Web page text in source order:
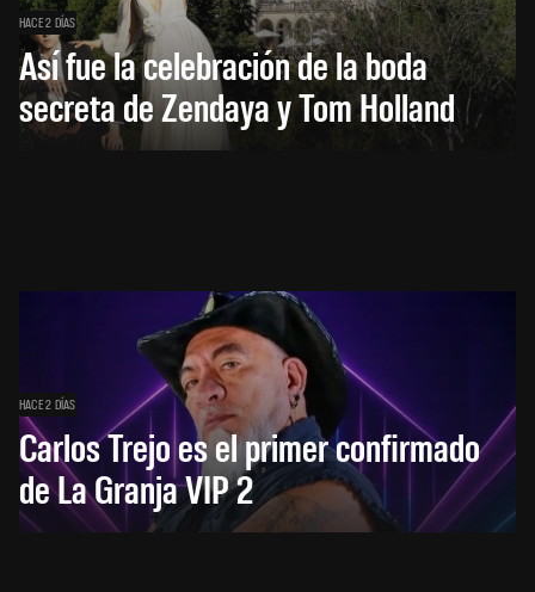
HACE 2 DÍAS
Así fue la celebración de la boda
secreta de Zendaya y Tom Holland
HACE 2 DÍAS
Carlos Trejo es el primer confirmado
de La Granja VIP 2